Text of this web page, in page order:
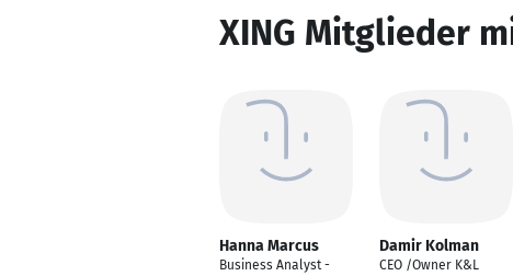
XING Mitglieder
Hanna Marcus
Business Analyst -
Damir Kolman
CEO /Owner K&L